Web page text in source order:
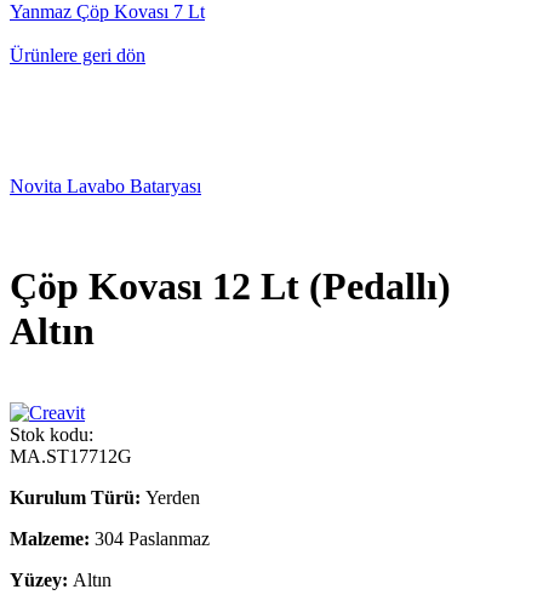
Yanmaz Çöp Kovası 7 Lt
Ürünlere geri dön
Novita Lavabo Bataryası
Çöp Kovası 12 Lt (Pedallı)
Altın
Stok kodu:
MA.ST17712G
Kurulum Türü: Yerden
Malzeme: 304 Paslanmaz
Yüzey: Altın